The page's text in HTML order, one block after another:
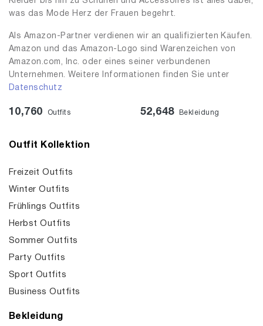
was das Mode Herz der Frauen begehrt.
Als Amazon-Partner verdienen wir an qualifizierten Käufen.
Amazon und das Amazon-Logo sind Warenzeichen von
Amazon.com, Inc. oder eines seiner verbundenen
Unternehmen. Weitere Informationen finden Sie unter
Datenschutz
10,760 Outfits 52,648 Bekleidung
Outfit Kollektion
Freizeit Outfits
Winter Outfits
Frühlings Outfits
Herbst Outfits
Sommer Outfits
Party Outfits
Sport Outfits
Business Outfits
Bekleidung